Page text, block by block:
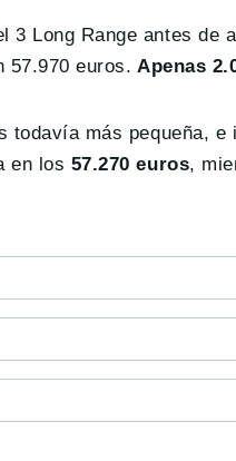
3 Long Range antes de
57.970 euros. Apenas
todavía más pequeña,
en los 57.270 euros,